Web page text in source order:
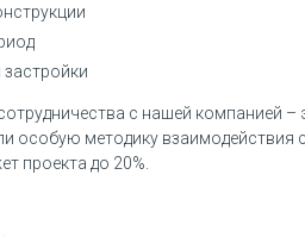
с нашей компанией –
методику взаимодействия с
проекта до 20%.